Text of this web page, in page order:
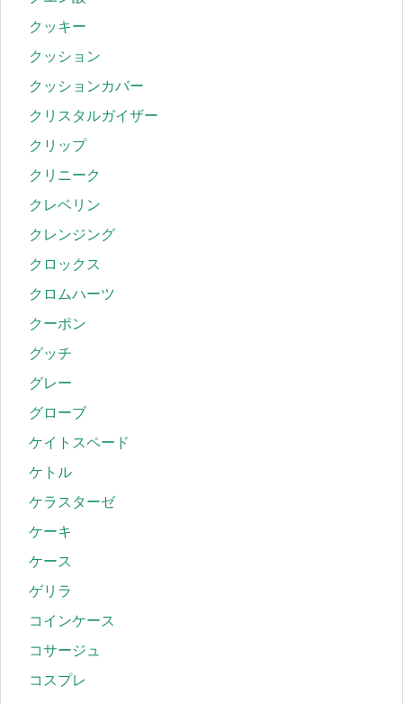
クッキー
クッション
クッションカバー
クリスタルガイザー
クリップ
クリニーク
クレベリン
クレンジング
クロックス
クロムハーツ
クーポン
グッチ
グレー
グローブ
ケイトスペード
ケトル
ケラスターゼ
ケーキ
ケース
ゲリラ
コインケース
コサージュ
コスプレ